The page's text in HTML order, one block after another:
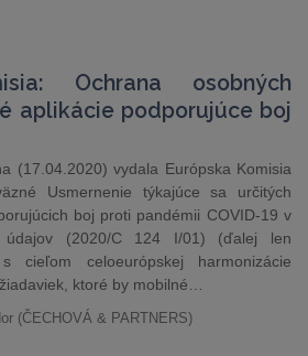
Ochrana osobných
aplikácie podporujúce boj
(17.04.2020) vydala Európska Komisia
Usmernenie týkajúce sa určitých
boj proti pandémii COVID-19 v
údajov (2020/C 124 I/01) (ďalej len
cieľom celoeurópskej harmonizácie
ktoré by mobilné…
(ČECHOVÁ & PARTNERS)